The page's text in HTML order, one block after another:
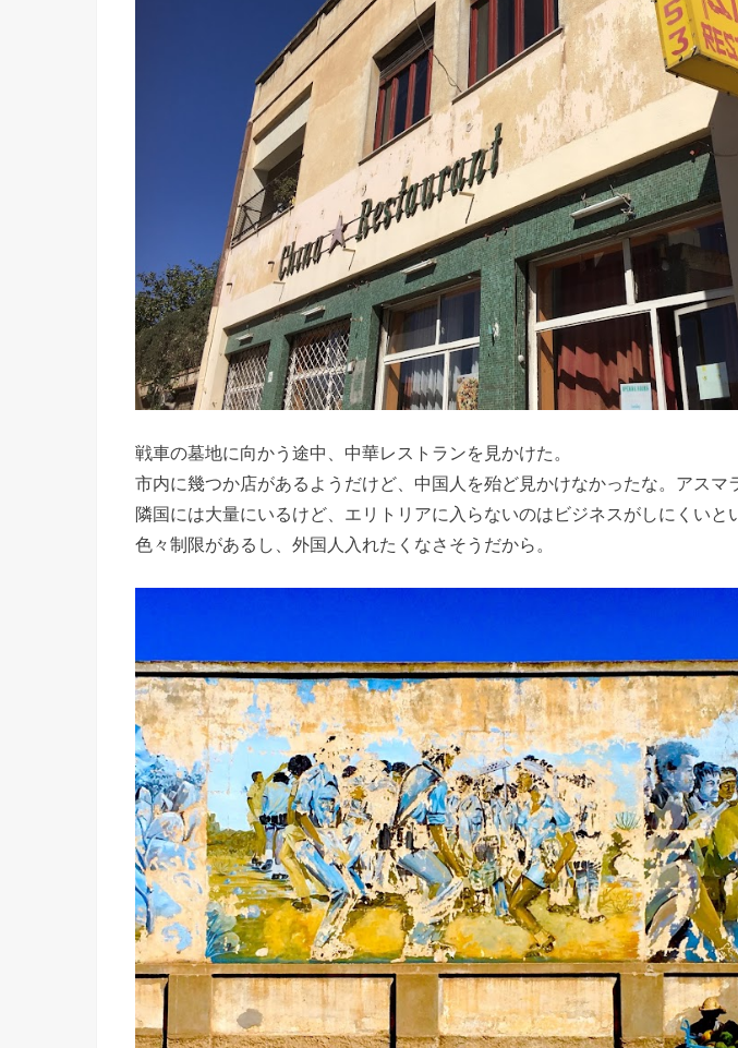
戦車の墓地に向かう途中、中華レストランを見かけた。
市内に幾つか店があるようだけど、中国人を殆ど見かけなかったな。アスマ
隣国には大量にいるけど、エリトリアに入らないのはビジネスがしにくいと
色々制限があるし、外国人入れたくなさそうだから。